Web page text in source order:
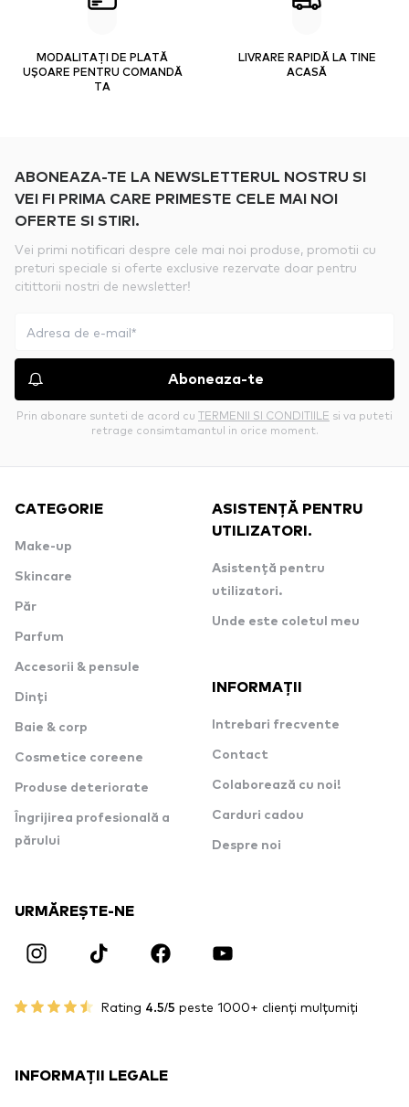
MODALITAȚI DE PLATĂ
UȘOARE PENTRU COMANDĂ
TA
LIVRARE RAPIDĂ LA TINE
ACASĂ
ABONEAZA-TE LA NEWSLETTERUL NOSTRU SI
VEI FI PRIMA CARE PRIMESTE CELE MAI NOI
OFERTE SI STIRI.
Vei primi notificari despre cele mai noi produse, promotii cu
preturi speciale si oferte exclusive rezervate doar pentru
citittorii nostri de newsletter!
Aboneaza-te
Prin abonare sunteti de acord cu TERMENII SI CONDITIILE si va puteti
retrage consimtamantul in orice moment.
CATEGORIE
Make-up
Skincare
Păr
Parfum
Accesorii & pensule
Dinți
Baie & corp
Cosmetice coreene
Produse deteriorate
Îngrijirea profesională a
părului
ASISTENȚĂ PENTRU
UTILIZATORI.
Asistență pentru
utilizatori.
Unde este coletul meu
INFORMAȚII
Intrebari frecvente
Contact
Colaborează cu noi!
Carduri cadou
Despre noi
URMĂREȘTE-NE
Rating 4.5/5 peste 1000+ clienți mulțumiți
INFORMAȚII LEGALE